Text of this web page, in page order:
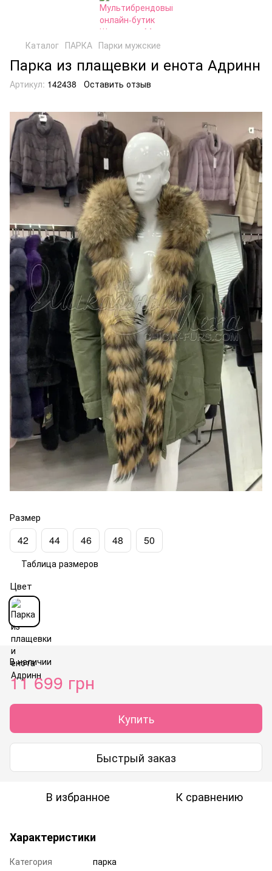
Каталог ПАРКА Парки мужские
Парка из плащевки и енота Адринн
Артикул: 142438 Оставить отзыв
Размер
42 44 46 48 50
Таблица размеров
Цвет
В наличии
11 699 грн
Купить
Быстрый заказ
В избранное К сравнению
Характеристики
Категория
парка